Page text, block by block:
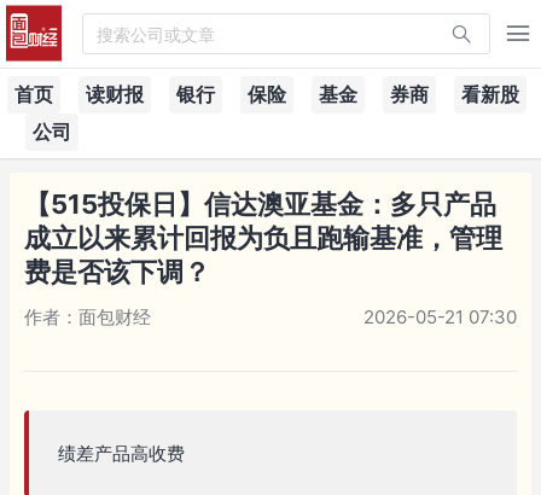
搜索公司或文章
首页 读财报 银行 保险 基金 券商
看新股
公司
【515投保日】信达澳亚基金：多只产品
成立以来累计回报为负且跑输基准，管理
费是否该下调？
作者：面包财经 2026-05-21 07:30
绩差产品高收费